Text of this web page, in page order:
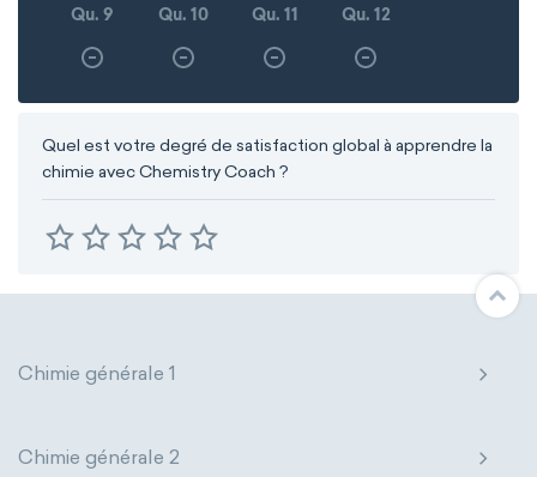
Qu. 9 Qu. 10 Qu. 11 Qu. 12
Quel est votre degré de satisfaction global à apprendre la
chimie avec Chemistry Coach ?
Chimie générale 1
Chimie générale 2